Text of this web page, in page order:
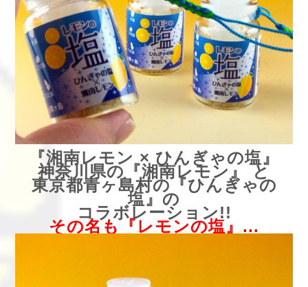
『湘南レモン × ひんぎゃの塩』
神奈川県の『湘南レモン』 と
東京都青ヶ島村の『ひんぎゃの
塩』の
コラボレーション!!
その名も『レモンの塩』...